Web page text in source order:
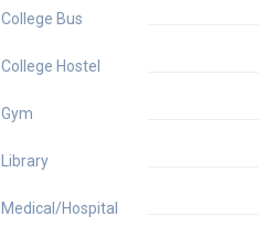
College Bus
College Hostel
Gym
Library
Medical/Hospital